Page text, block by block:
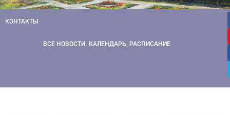
КОНТАКТЫ
ВСЕ НОВОСТИ КАЛЕНДАРЬ, РАСПИСАНИЕ